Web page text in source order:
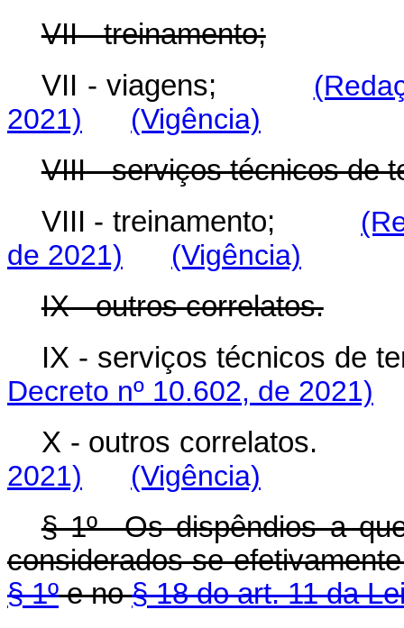
VII - treinamento;
VII - viagens;
2021)
(Vigência)
VIII - serviços técnicos de
VIII - treinamento;
de 2021)
(Vigência)
IX - outros correlatos.
IX - serviços técnicos de
Decreto nº 10.602, de 2021)
X - outros correlatos.
2021)
(Vigência)
§ 1º Os dispêndios a
considerados se
§ 1ºe no§ 18 do art. 11 da